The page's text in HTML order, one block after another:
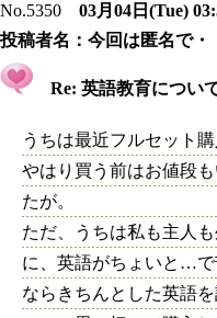
No.5350
03月04日(Tue)
投稿者名： 今回は匿名で
Re: 英語教育につい
うちは最近フルセット購
やはり買う前はお値段
たが。
ただ、うちは私も主人
に、英語がちょいと…
ならきちんとした英語